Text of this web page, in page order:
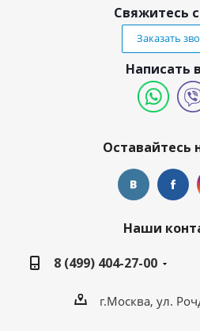
Свяжитесь
Заказать
Написать
Оставайтесь
Наши
8 (499) 404-27-00
г.Москва, ул.